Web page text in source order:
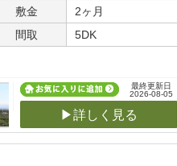
敷金
2ヶ月
間取 5DK
最終更新日
2026-08-05
▶詳しく見る